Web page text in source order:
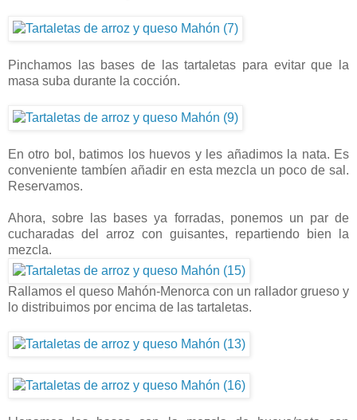
Pinchamos las bases de las tartaletas para evitar que la
masa suba durante la cocción.
En otro bol, batimos los huevos y les añadimos la nata. Es
conveniente tambíen añadir en esta mezcla un poco de sal.
Reservamos.
Ahora, sobre las bases ya forradas, ponemos un par de
cucharadas del arroz con guisantes, repartiendo bien la
mezcla.
Rallamos el queso Mahón-Menorca con un rallador grueso y
lo distribuimos por encima de las tartaletas.